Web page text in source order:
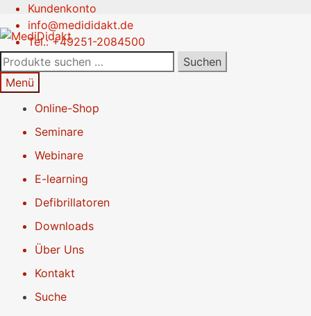
Kundenkonto
info@medididakt.de
Tel.: +49251-2084500
Zur
Navigation
springen
Springe
zum
Inhalt
Suchen
nach:
Suchen
Menü
Online-Shop
Seminare
Webinare
E-learning
Defibrillatoren
Downloads
Über Uns
Kontakt
Suche